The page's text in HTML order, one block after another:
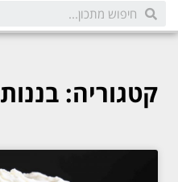
קטגוריה: בננות